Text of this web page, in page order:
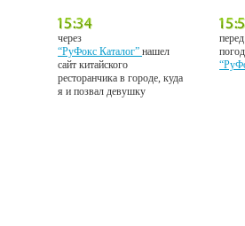
через
“РуФокс Каталог”нашел
сайт китайского
ресторанчика в городе, куда
я и позвал девушку